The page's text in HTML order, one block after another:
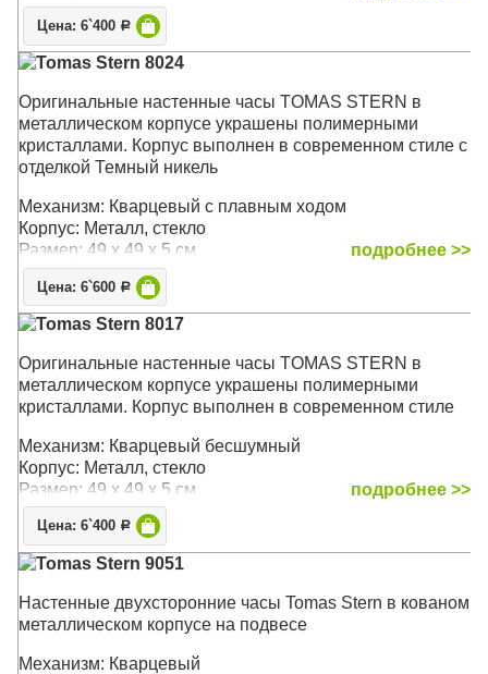
Цена: 6`400 Р
Tomas Stern 8024
Оригинальные настенные часы TOMAS STERN в
металлическом корпусе украшены полимерными
кристаллами. Корпус выполнен в современном стиле с
отделкой Темный никель
Механизм: Кварцевый с плавным ходом
Корпус: Металл, стекло
Размер: 49 х 49 х 5 см
подробнее >>
Цена: 6`600 Р
Tomas Stern 8017
Оригинальные настенные часы TOMAS STERN в
металлическом корпусе украшены полимерными
кристаллами. Корпус выполнен в современном стиле
Механизм: Кварцевый бесшумный
Корпус: Металл, стекло
Размер: 49 х 49 х 5 см
подробнее >>
Цена: 6`400 Р
Tomas Stern 9051
Настенные двухсторонние часы Tomas Stern в кованом
металлическом корпусе на подвесе
Механизм: Кварцевый